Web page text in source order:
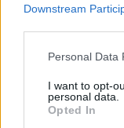
Downstream
Personal Data
I want to opt-
personal data.
Opted In
L'email è richiesta ma
commento esprime il
di VareseNews.it, che
commenti non sono testi